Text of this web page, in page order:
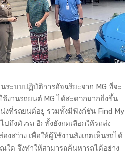
ระบบปฏิบัติการอัจฉริยะจาก MG ที่จะ
ช้งานรถยนต์ MG ได้สะดวกมากยิ่งขึ้น
งที่รถยนต์อยู่ รวมทั้งมีฟังก์ชัน Find My
ปถึงตัวรถ อีกทั้งยังกดเลือกให้รถส่ง
สว่าง เพื่อให้ผู้ใช้งานสังเกตเห็นรถได้
ใด จึงทำให้สามารถค้นหารถได้อย่าง